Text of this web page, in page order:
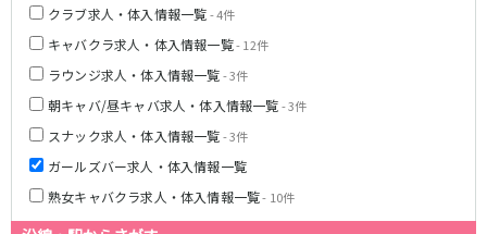
クラブ求人・体入情報一覧- 4件
キャバクラ求人・体入情報一覧- 12件
ラウンジ求人・体入情報一覧- 3件
朝キャバ/昼キャバ求人・体入情報一覧- 3件
スナック求人・体入情報一覧- 3件
ガールズバー求人・体入情報一覧
熟女キャバクラ求人・体入情報一覧- 10件